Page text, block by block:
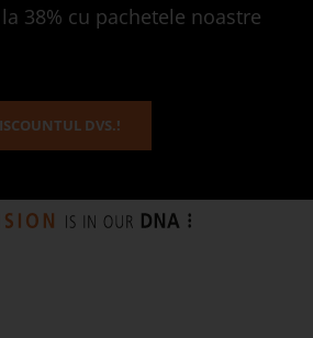
38% cu pachetele noastre
DVS.!